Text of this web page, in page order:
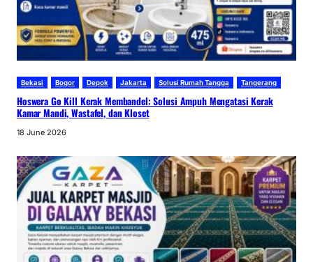
Bekasi Bogor Depok Jakarta Solusi Rumah Tangga Tangerang
Hoswera Go Kill Kerak Membandel: Solusi Ampuh Mengatasi Kerak
Kamar Mandi, Wastafel, dan Kloset
18 June 2026